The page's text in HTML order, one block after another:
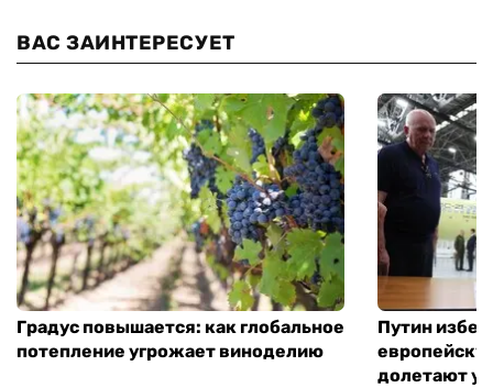
ВАС ЗАИНТЕРЕСУЕТ
Градус повышается: как глобальное
потепление угрожает виноделию
Путин
долетают